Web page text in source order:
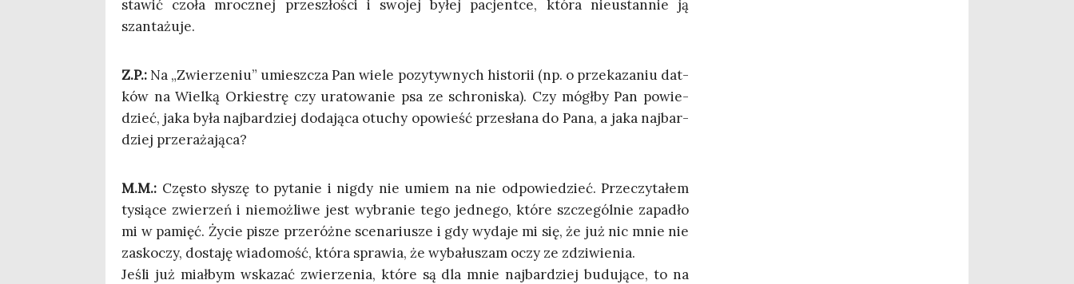
sta­wić czo­ła mrocz­nej prze­szło­ści i swo­jej byłej pacjent­ce, któ­ra nie­ustan­nie ją
szantażuje.
Z.P.: Na „Zwie­rze­niu” umiesz­cza Pan wie­le pozy­tyw­nych histo­rii (np. o prze­ka­za­niu dat­
ków na Wiel­ką Orkie­strę czy ura­to­wa­nie psa ze schro­ni­ska). Czy mógł­by Pan powie­
dzieć, jaka była naj­bar­dziej doda­ją­ca otu­chy opo­wieść prze­sła­na do Pana, a jaka naj­bar­
dziej przerażająca?
M.M.: Czę­sto sły­szę to pyta­nie i nigdy nie umiem na nie odpo­wie­dzieć. Prze­czy­ta­łem
tysią­ce zwie­rzeń i nie­moż­li­we jest wybra­nie tego jed­ne­go, któ­re szcze­gól­nie zapa­dło
mi w pamięć. Życie pisze prze­róż­ne sce­na­riu­sze i gdy wyda­je mi się, że już nic mnie nie
zasko­czy, dosta­ję wia­do­mość, któ­ra spra­wia, że wyba­łu­szam oczy ze zdziwienia.
Jeśli już miał­bym wska­zać zwie­rze­nia, któ­re są dla mnie naj­bar­dziej budu­ją­ce, to na